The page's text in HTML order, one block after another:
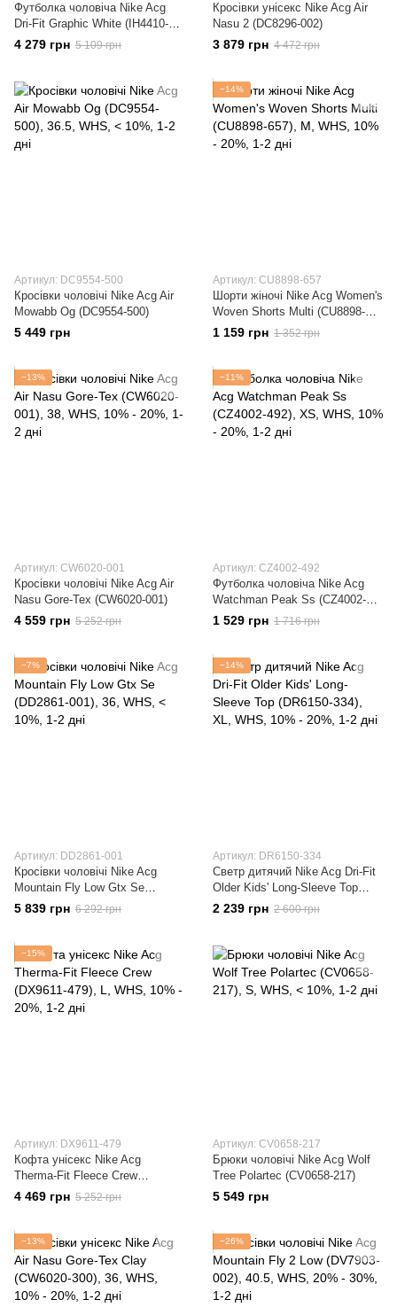
Футболка чоловіча Nike Acg
Dri-Fit Graphic White (IH4410-
100)
4 279 грн 5 109 грн
Кросівки унісекс Nike Acg Air
Nasu 2 (DC8296-002)
3 879 грн 4 472 грн
Артикул: DC9554-500
Кросівки чоловічі Nike Acg Air
Mowabb Og (DC9554-500)
5 449 грн
−14%
Артикул: CU8898-657
Шорти жіночі Nike Acg Women's
Woven Shorts Multi (CU8898-
657)
1 159 грн 1 352 грн
−13%
Артикул: CW6020-001
Кросівки чоловічі Nike Acg Air
Nasu Gore-Tex (CW6020-001)
4 559 грн 5 252 грн
−11%
Артикул: CZ4002-492
Футболка чоловіча Nike Acg
Watchman Peak Ss (CZ4002-
492)
1 529 грн 1 716 грн
−7%
Артикул: DD2861-001
Кросівки чоловічі Nike Acg
Mountain Fly Low Gtx Se
(DD2861-001)
5 839 грн 6 292 грн
−14%
Артикул: DR6150-334
Светр дитячий Nike Acg Dri-Fit
Older Kids' Long-Sleeve Top
(DR6150-334)
2 239 грн 2 600 грн
−15%
Артикул: DX9611-479
Кофта унісекс Nike Acg
Therma-Fit Fleece Crew
(DX9611-479)
4 469 грн 5 252 грн
Артикул: CV0658-217
Брюки чоловічі Nike Acg Wolf
Tree Polartec (CV0658-217)
5 549 грн
−13% −26%